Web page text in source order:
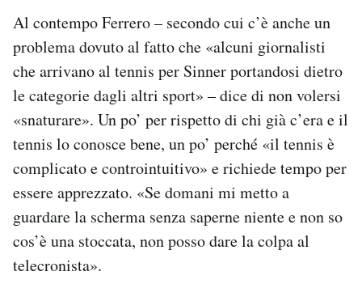
Al contempo Ferrero – secondo cui c’è anche un
problema dovuto al fatto che «alcuni giornalisti
che arrivano al tennis per Sinner portandosi dietro
le categorie dagli altri sport» – dice di non volersi
«snaturare». Un po’ per rispetto di chi già c’era e il
tennis lo conosce bene, un po’ perché «il tennis è
complicato e controintuitivo» e richiede tempo per
essere apprezzato. «Se domani mi metto a
guardare la scherma senza saperne niente e non so
cos’è una stoccata, non posso dare la colpa al
telecronista».